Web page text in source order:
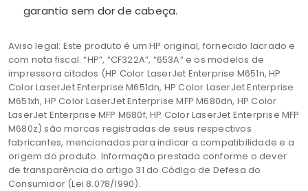
garantia sem dor de cabeça.
Aviso legal: Este produto é um HP original, fornecido lacrado e
com nota fiscal. “HP”, “CF322A”, “653A” e os modelos de
impressora citados (HP Color LaserJet Enterprise M651n, HP
Color LaserJet Enterprise M651dn, HP Color LaserJet Enterprise
M651xh, HP Color LaserJet Enterprise MFP M680dn, HP Color
LaserJet Enterprise MFP M680f, HP Color LaserJet Enterprise MFP
M680z) são marcas registradas de seus respectivos
fabricantes, mencionadas para indicar a compatibilidade e a
origem do produto. Informação prestada conforme o dever
de transparência do artigo 31 do Código de Defesa do
Consumidor (Lei 8.078/1990).